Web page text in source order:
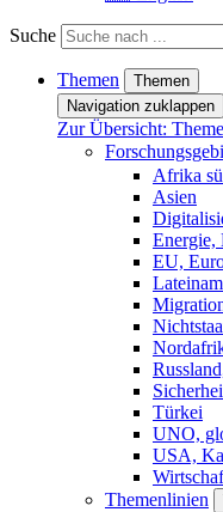
Suche
Themen
Themen
Navigation zuklappen
Zur Übersicht:
Afrika
Asien
EU,
Türkei
UNO,
USA,
Themenlinien